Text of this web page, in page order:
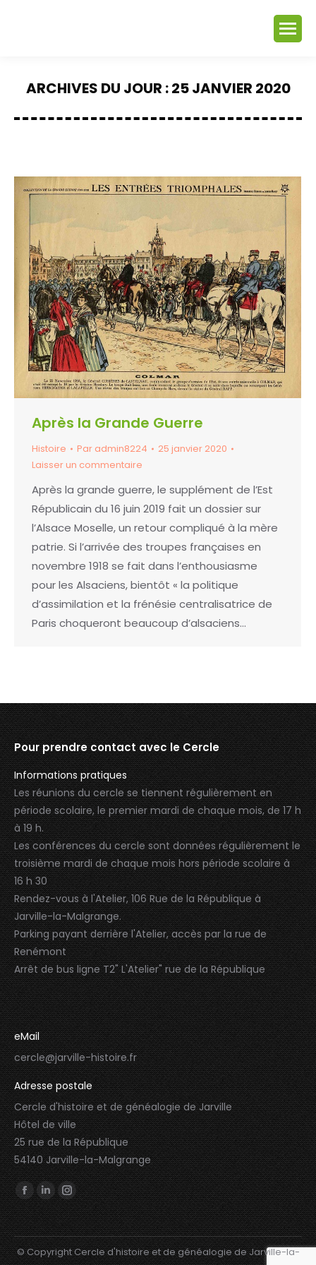
ARCHIVES DU JOUR :25 JANVIER 2020
Après la Grande Guerre
Histoire Par admin8224
25 janvier 2020
Laisser un commentaire
Après la grande guerre, le supplément de l’Est
Républicain du 16 juin 2019 fait un dossier sur
l’Alsace Moselle, un retour compliqué à la mère
patrie. Si l’arrivée des troupes françaises en
novembre 1918 se fait dans l’enthousiasme
pour les Alsaciens, bientôt « la politique
d’assimilation et la frénésie centralisatrice de
Paris choqueront beaucoup d’alsaciens…
Pour prendre contact avec le Cercle
Informations pratiques
Les réunions du cercle se tiennent régulièrement en
période scolaire, le premier mardi de chaque mois, de 17 h
à 19 h.
Les conférences du cercle sont données régulièrement le
troisième mardi de chaque mois hors période scolaire à
16 h 30
Rendez-vous à l'Atelier, 106 Rue de la République à
Jarville-la-Malgrange.
Parking payant derrière l'Atelier, accès par la rue de
Renémont
Arrêt de bus ligne T2" L'Atelier" rue de la République
eMail
cercle@jarville-histoire.fr
Adresse postale
Cercle d'histoire et de généalogie de Jarville
Hôtel de ville
25 rue de la République
54140 Jarville-la-Malgrange
Trouvez nous sur :
Facebook
page
opens
in
LinkedIn
page
opens
in
Instagram
page
opens
in
© Copyright Cercle d'histoire et de généalogie de Jarville-la-